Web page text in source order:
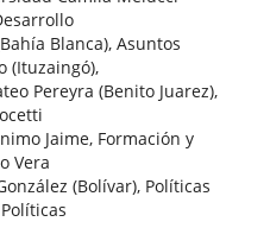
Blanca), Asuntos
(Ituzaingó),
Pereyra (Benito Juarez),
Jaime, Formación y
Vera
(Bolívar), Políticas